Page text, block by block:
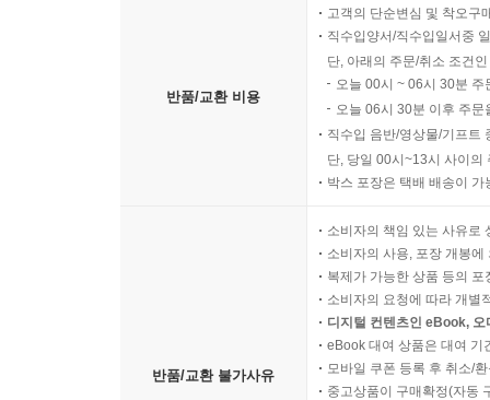
반품/교환 비용
고객의 단순변심 및 착오구
직수입양서/직수입일서중
단, 아래의 주문/취소 조건
오늘 00시 ~ 06시 30분
오늘 06시 30분 이후 주
직수입 음반/영상물/기프트
단, 당일 00시~13시 사이의
박스 포장은 택배 배송이
반품/교환 불가사유
소비자의 책임 있는 사유로
소비자의 사용, 포장 개봉
복제가 가능한 상품 등의
소비자의 요청에 따라 개별
디지털 컨텐츠인 eBook,
eBook 대여 상품은 대여 기
모바일 쿠폰 등록 후 취소/
중고상품이 구매확정(자동